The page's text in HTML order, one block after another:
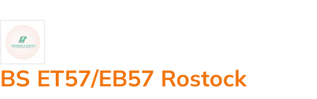
BS ET57/EB57 Rostock